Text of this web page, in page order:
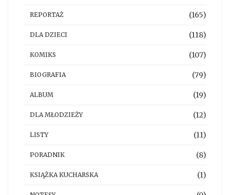
REPORTAŻ (165)
DLA DZIECI (118)
KOMIKS (107)
BIOGRAFIA (79)
ALBUM (19)
DLA MŁODZIEŻY (12)
LISTY (11)
PORADNIK (8)
KSIĄŻKA KUCHARSKA (1)